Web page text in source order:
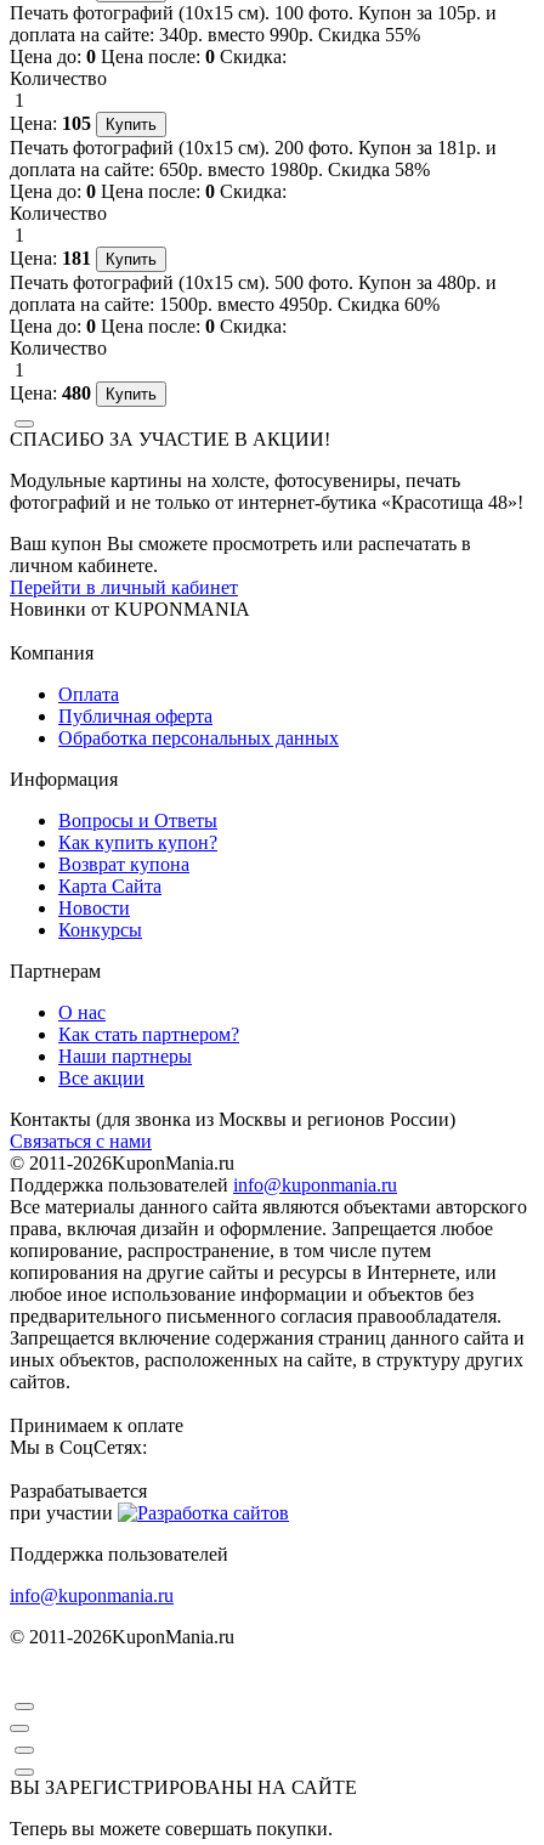
Печать фотографий (10х15 см). 100 фото. Купон за 105р. и
доплата на сайте: 340р. вместо 990р. Скидка 55%
Цена до: 0 Цена после: 0 Скидка:
Количество
1
Цена: 105
Печать фотографий (10х15 см). 200 фото. Купон за 181р. и
доплата на сайте: 650р. вместо 1980р. Скидка 58%
Цена до: 0 Цена после: 0 Скидка:
Количество
1
Цена: 181
Печать фотографий (10х15 см). 500 фото. Купон за 480р. и
доплата на сайте: 1500р. вместо 4950р. Скидка 60%
Цена до: 0 Цена после: 0 Скидка:
Количество
1
Цена: 480
СПАСИБО ЗА УЧАСТИЕ В АКЦИИ!
Модульные картины на холсте, фотосувениры, печать
фотографий и не только от интернет-бутика «Красотища 48»!
Ваш купон Вы сможете просмотреть или распечатать в
личном кабинете.
Перейти в личный кабинет
Новинки от KUPONMANIA
Компания
Оплата
Публичная оферта
Обработка персональных данных
Информация
Вопросы и Ответы
Как купить купон?
Возврат купона
Карта Сайта
Новости
Конкурсы
Партнерам
О нас
Как стать партнером?
Наши партнеры
Все акции
Контакты (для звонка из Москвы и регионов России)
Связаться с нами
© 2011-2026KuponMania.ru
Поддержка пользователей info@kuponmania.ru
Все материалы данного сайта являются объектами авторского
права, включая дизайн и оформление. Запрещается любое
копирование, распространение, в том числе путем
копирования на другие сайты и ресурсы в Интернете, или
любое иное использование информации и объектов без
предварительного письменного согласия правообладателя.
Запрещается включение содержания страниц данного сайта и
иных объектов, расположенных на сайте, в структуру других
сайтов.
Принимаем к оплате
Мы в СоцСетях:
Разрабатывается
при участии
Поддержка пользователей
info@kuponmania.ru
© 2011-2026KuponMania.ru
ВЫ ЗАРЕГИСТРИРОВАНЫ НА САЙТЕ
Теперь вы можете совершать покупки.